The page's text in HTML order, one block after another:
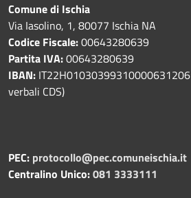
Comune di Ischia
Via Iasolino, 1, 80077 Ischia NA
Codice Fiscale:00643280639
Partita IVA:00643280639
IBAN:
verbali CDS)
PEC: protocollo@pec.comuneischia.it
Centralino Unico:081 3333111